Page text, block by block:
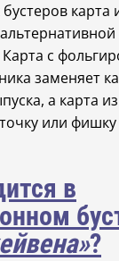
карта
с
заменяет
а карта
или фишку
в
?